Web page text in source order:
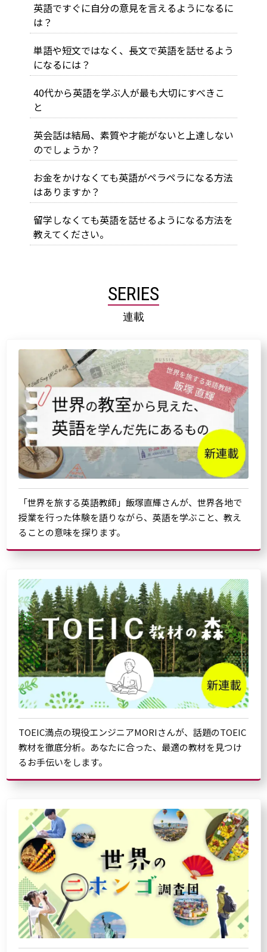
英語ですぐに自分の意見を言えるようになるに
は？
単語や短文ではなく、長文で英語を話せるよう
になるには？
40代から英語を学ぶ人が最も大切にすべきこ
と
英会話は結局、素質や才能がないと上達しない
のでしょうか？
お金をかけなくても英語がペラペラになる方法
はありますか？
留学しなくても英語を話せるようになる方法を
教えてください。
SERIES
連載
「世界を旅する英語教師」飯塚直輝さんが、世界各地で
授業を行った体験を語りながら、英語を学ぶこと、教え
ることの意味を探ります。
TOEIC満点の現役エンジニアMORIさんが、話題のTOEIC
教材を徹底分析。あなたに合った、最適の教材を見つけ
るお手伝いをします。